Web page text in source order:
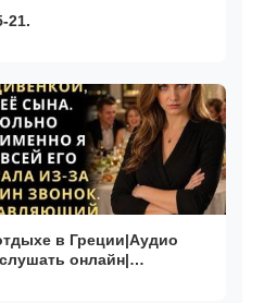
21.
в Греции|Аудио
онлайн|